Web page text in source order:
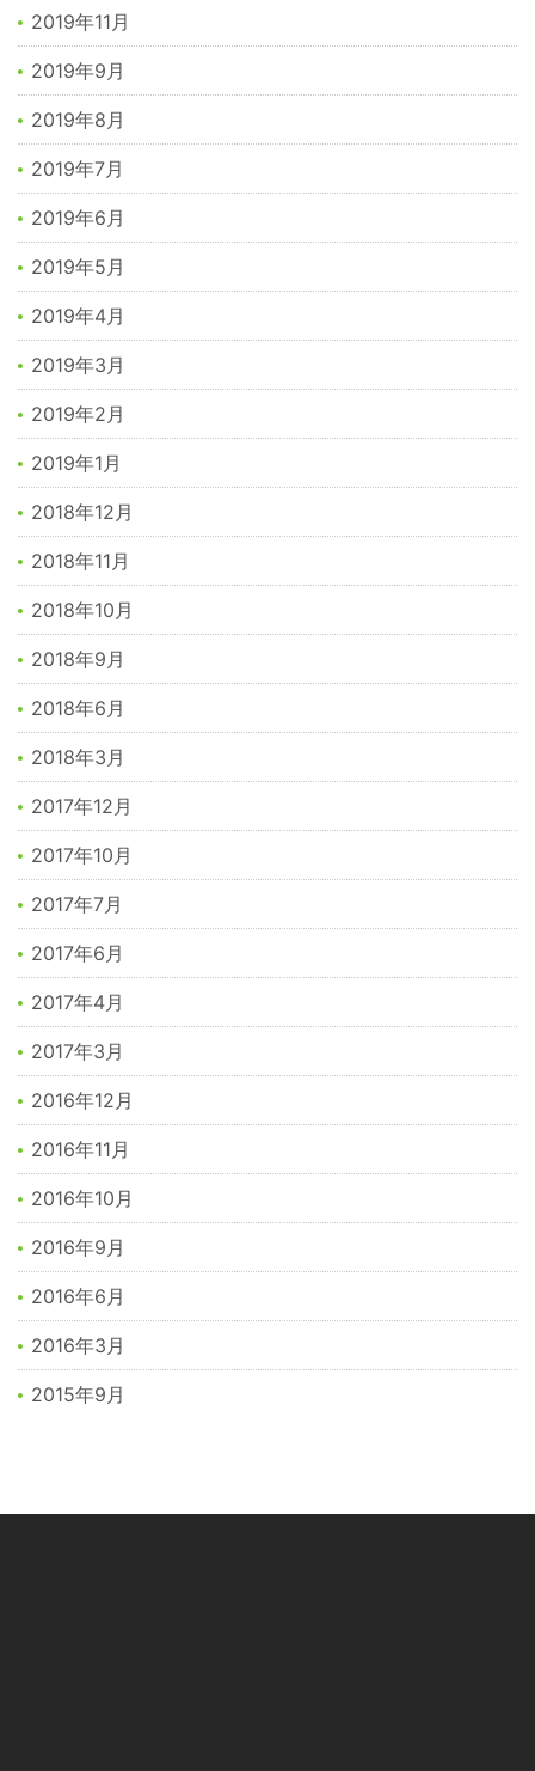
2019年11月
2019年9月
2019年8月
2019年7月
2019年6月
2019年5月
2019年4月
2019年3月
2019年2月
2019年1月
2018年12月
2018年11月
2018年10月
2018年9月
2018年6月
2018年3月
2017年12月
2017年10月
2017年7月
2017年6月
2017年4月
2017年3月
2016年12月
2016年11月
2016年10月
2016年9月
2016年6月
2016年3月
2015年9月